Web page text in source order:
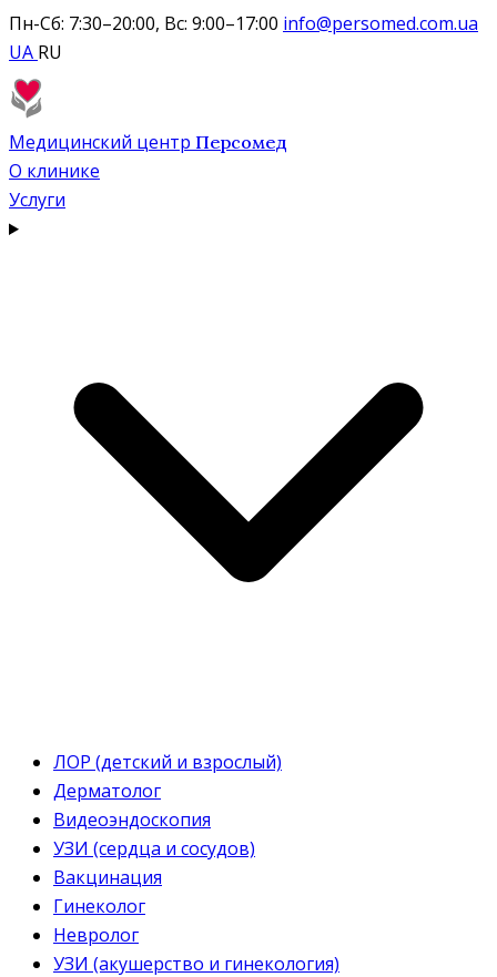
Пн-Сб: 7:30–20:00, Вс: 9:00–17:00 info@persomed.com.ua
UA RU
Медицинский центр Персомед
О клинике
Услуги
ЛОР (детский и взрослый)
Дерматолог
Видеоэндоскопия
УЗИ (сердца и сосудов)
Вакцинация
Гинеколог
Невролог
УЗИ (акушерство и гинекология)